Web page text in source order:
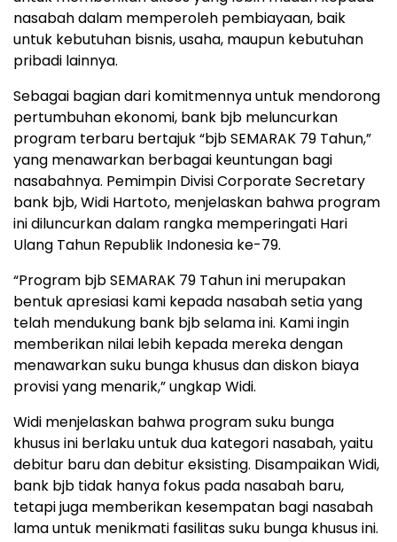
nasabah dalam memperoleh pembiayaan, baik
untuk kebutuhan bisnis, usaha, maupun kebutuhan
pribadi lainnya.
Sebagai bagian dari komitmennya untuk mendorong
pertumbuhan ekonomi, bank bjb meluncurkan
program terbaru bertajuk “bjb SEMARAK 79 Tahun,”
yang menawarkan berbagai keuntungan bagi
nasabahnya. Pemimpin Divisi Corporate Secretary
bank bjb, Widi Hartoto, menjelaskan bahwa program
ini diluncurkan dalam rangka memperingati Hari
Ulang Tahun Republik Indonesia ke-79.
“Program bjb SEMARAK 79 Tahun ini merupakan
bentuk apresiasi kami kepada nasabah setia yang
telah mendukung bank bjb selama ini. Kami ingin
memberikan nilai lebih kepada mereka dengan
menawarkan suku bunga khusus dan diskon biaya
provisi yang menarik,” ungkap Widi.
Widi menjelaskan bahwa program suku bunga
khusus ini berlaku untuk dua kategori nasabah, yaitu
debitur baru dan debitur eksisting. Disampaikan Widi,
bank bjb tidak hanya fokus pada nasabah baru,
tetapi juga memberikan kesempatan bagi nasabah
lama untuk menikmati fasilitas suku bunga khusus ini.